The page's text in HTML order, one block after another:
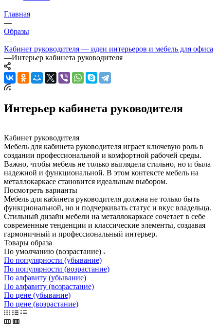
Главная
—
Образы
—
Кабинет руководителя — идеи интерьеров и мебель для офиса
—Интерьер кабинета руководителя
Интерьер кабинета руководителя
Кабинет руководителя
Мебель для кабинета руководителя играет ключевую роль в
создании профессиональной и комфортной рабочей среды.
Важно, чтобы мебель не только выглядела стильно, но и была
надежной и функциональной. В этом контексте мебель на
металлокаркасе становится идеальным выбором.
Посмотреть варианты
Мебель для кабинета руководителя должна не только быть
функциональной, но и подчеркивать статус и вкус владельца.
Стильный дизайн мебели на металлокаркасе сочетает в себе
современные тенденции и классические элементы, создавая
гармоничный и профессиональный интерьер.
Товары образа
По умолчанию (возрастание)
По популярности (убывание)
По популярности (возрастание)
По алфавиту (убывание)
По алфавиту (возрастание)
По цене (убывание)
По цене (возрастание)